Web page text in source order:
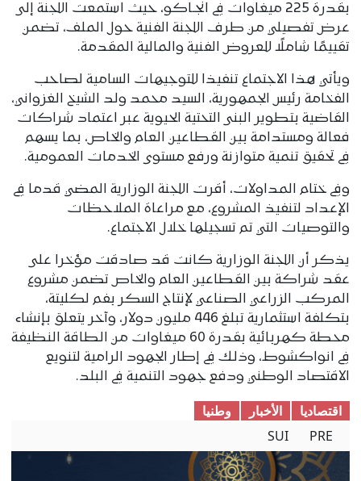
بقدرة 225 ميغاوات في انجـاكو، حيث استمعت اللجنة إلى
عرض تفصيلي من طرف اللجنة الفنية حول الملف، تضمن
تقييمًا شاملًا للعروض الفنية والمالية المقدمة.
ويأتي هذا الاجتماع تنفيذا للتوجيهات السامية لصاحب
الفخامة رئيس الجمهورية، السيد محمد ولد الشيخ الغزواني،
القاضية بتطوير البنى التحتية الحيوية عبر اعتماد شراكات
فعالة ومستدامة بين القطاعين العام والخاص، بما يسهم
في تحقيق تنمية متوازنة ورفع مستوى الخدمات العمومية.
وفي ختام المداولات، أقرت اللجنة الوزارية المضي قدما في
الإعداد لتنفيذ المشروع، مع مراعاة الملاحظات
والتوصيات التي تم تسجيلها خلال الاجتماع.
يذكر أن اللجنة الوزارية كانت قد صادقت مؤخرا على
عقد شراكة بين القطاعين العام والخاص تضمن مشروع
المركب الزراعي الصناعي لإنتاج السكر بفم لكليتة،
بتكلفة استثمارية تبلغ 446 مليون دولار، وآخر يتعلق بإنشاء
محطة كهربائية بقدرة 60 ميغاوات من الطاقة النظيفة
في انواكشوط، وذلك في إطار الجهود الرامية لتنويع
الاقتصاد الوطني ودفع جهود التنمية في البلد.
اقتصادیا الأخبار
وطنیا
PRE
SUI